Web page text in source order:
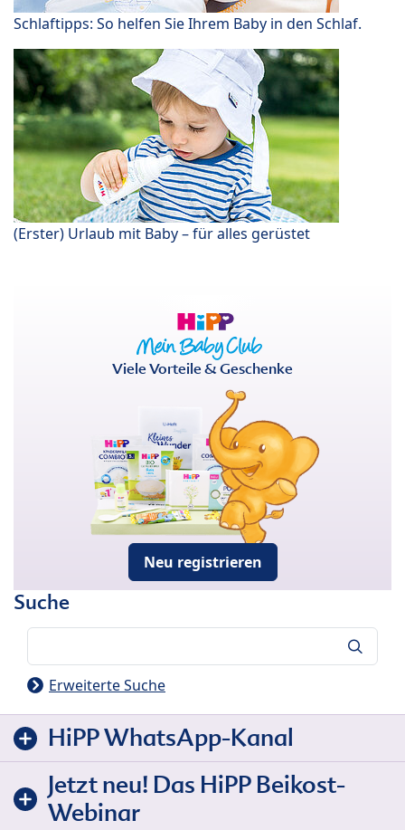
Schlaftipps: So helfen Sie Ihrem Baby in den Schlaf.
(Erster) Urlaub mit Baby – für alles gerüstet
Viele Vorteile & Geschenke
Neu registrieren
Suche
Erweiterte Suche
HiPP WhatsApp-Kanal
Jetzt neu! Das HiPP Beikost-
Webinar